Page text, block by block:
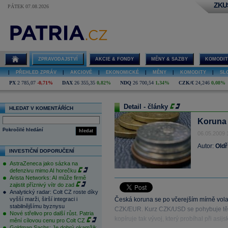
PÁTEK 07.08.2026
ZPRAVODAJSTVÍ AKCIE & FONDY MĚNY & SAZBY
PŘEHLED ZPRÁV AKCIOVÉ EKONOMICKÉ MĚNY KOMODITY
PX 2 785,07 -0,71% DAX 26 355,35 0,82% NDQ 26 700,54 1,34% CZK/€ 24,246 0,08%
HLEDAT V KOMENTÁŘÍCH
hledat
Pokročilé hledání
INVESTIČNÍ DOPORUČENÍ
AstraZeneca jako sázka na
defenzivu mimo AI horečku
Arista Networks: AI může firmě
zajistit příznivý vítr do zad
Analytický radar: Colt CZ roste díky
vyšší marži, širší integraci i
stabilnějšímu byznysu
Nové střelivo pro další růst. Patria
mění cílovou cenu pro Colt CZ
Detail - články
06.05.2009
Autor:
Česká koruna se po včerejším mírně
CZK/EUR. Kurz CZK/USD se pohybuje
kopíruje tak vývoj, který probíhal při